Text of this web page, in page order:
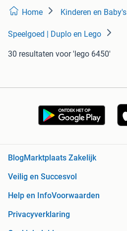
Home Kinderen en Baby's
Speelgoed | Duplo en Lego
30 resultaten voor 'lego 6450'
BlogMarktplaats Zakelijk
Veilig en Succesvol
Help en InfoVoorwaarden
Privacyverklaring